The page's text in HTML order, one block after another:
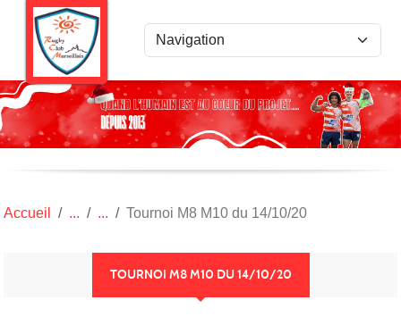
Accueil Tournoi M8 M10 du 14/10/20
TOURNOI M8 M10 DU 14/10/20
Panneau de gestion des cookies